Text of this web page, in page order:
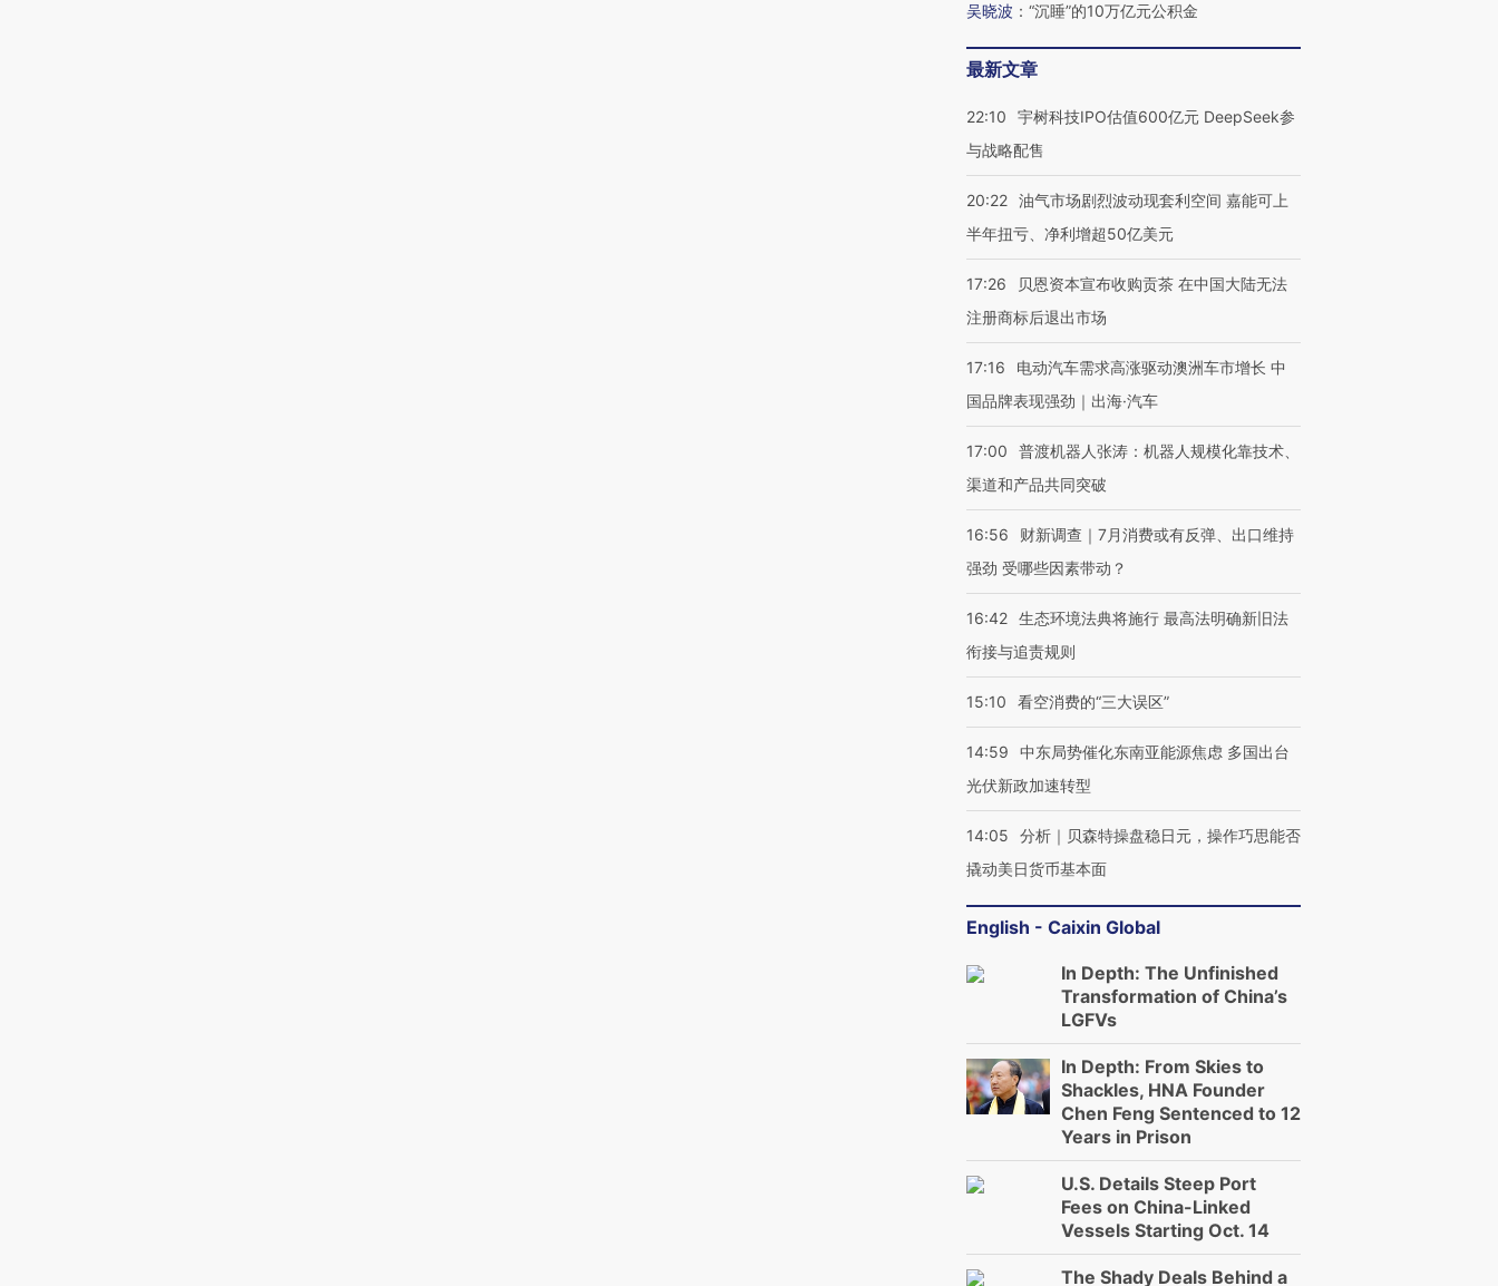
吴晓波 ： “沉睡”的10万亿元公积金
最新文章
22:10
宇树科技IPO估值600亿元 DeepSeek参
与战略配售
20:22 油气市场剧烈波动现套利空间 嘉能可上
半年扭亏、净利增超50亿美元
17:26
贝恩资本宣布收购贡茶 在中国大陆无法
注册商标后退出市场
17:16
电动汽车需求高涨驱动澳洲车市增长 中
国品牌表现强劲｜出海·汽车
17:00
普渡机器人张涛：机器人规模化靠技术、
渠道和产品共同突破
16:56
财新调查｜7月消费或有反弹、出口维持
强劲 受哪些因素带动？
16:42 生态环境法典将施行 最高法明确新旧法
衔接与追责规则
15:10 看空消费的“三大误区”
14:59
中东局势催化东南亚能源焦虑 多国出台
光伏新政加速转型
14:05
分析｜贝森特操盘稳日元，操作巧思能否
撬动美日货币基本面
English - Caixin Global
In Depth: The Unfinished
Transformation of China’s
LGFVs
In Depth: From Skies to
Shackles, HNA Founder
Chen Feng Sentenced to 12
Years in Prison
U.S. Details Steep Port
Fees on China-Linked
Vessels Starting Oct. 14
The Shady Deals Behind a